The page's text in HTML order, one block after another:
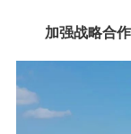
加强战略合作